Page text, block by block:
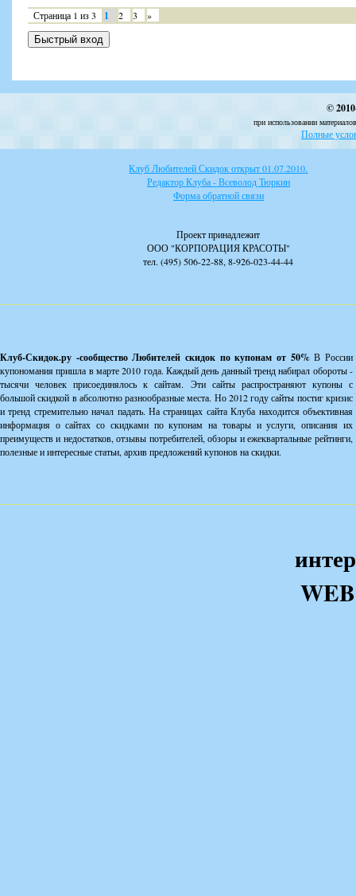
Страница 1 из3 1 2 3 »
©
при использовании
Полные
Клуб Любителей Скидок открыт 01.07.2010.
Редактор Клуба - Всеволод Тюркин
Форма обратной связи
Проект принадлежит
ООО "КОРПОРАЦИЯ КРАСОТЫ"
тел. (495) 506-22-88, 8-926-023-44-44
Клуб-Скидок.ру -сообщество Любителей скидок по купонам от 50%В России
купономания пришла в марте 2010 года. Каждый день данный тренд набирал обороты -
тысячи человек присоединялось к сайтам. Эти сайты распространяют купоны с
большой скидкой в абсолютно разнообразные места. Но 2012 году сайты постиг кризис
и тренд стремительно начал падать. На страницах сайта Клуба находится объективная
информация о сайтах со скидками по купонам на товары и услуги, описания их
преимуществ и недостатков, отзывы потребителей, обзоры и ежеквартальные рейтинги,
полезные и интересные статьи, архив предложений купонов на скидки.